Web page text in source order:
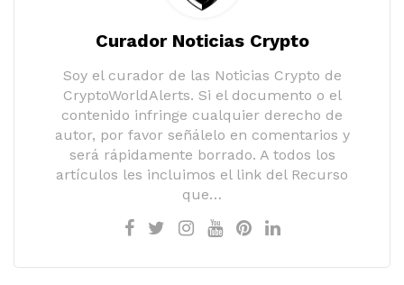
Curador Noticias Crypto
Soy el curador de las Noticias Crypto de
CryptoWorldAlerts. Si el documento o el
contenido infringe cualquier derecho de
autor, por favor señálelo en comentarios y
será rápidamente borrado. A todos los
artículos les incluimos el link del Recurso
que…